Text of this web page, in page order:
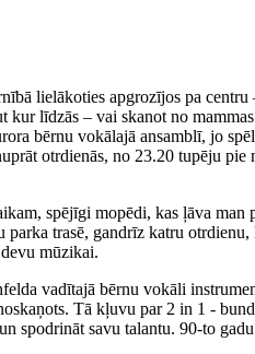
lielākoties apgrozījos pa
līdzās – vai skanot no
bērnu vokālajā ansamblī, jo
otrdienās, no 23.20 tupēju
spējīgi mopēdi, kas ļāva man
trasē, gandrīz katru
mūzikai.
vadītajā bērnu vokāli
Tā kļuvu par 2 in 1 -
savu talantu. 90-to